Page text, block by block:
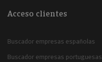
Acceso clientes
Buscador empresas españolas
Buscador empresas portuguesas